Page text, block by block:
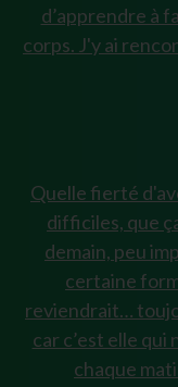
d’apprendre à
corps. J'y ai
Quelle fierté
difficiles, que
demain, peu
certaine
reviendrait…
car c’est elle qui
chaque